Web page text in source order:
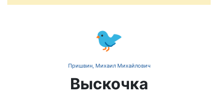
🐦
Пришвин, Михаил Михайлович
Выскочка